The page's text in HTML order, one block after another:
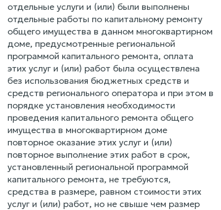
отдельные услуги и (или) были выполнены
отдельные работы по капитальному ремонту
общего имущества в данном многоквартирном
доме, предусмотренные региональной
программой капитального ремонта, оплата
этих услуг и (или) работ была осуществлена
без использования бюджетных средств и
средств регионального оператора и при этом в
порядке установления необходимости
проведения капитального ремонта общего
имущества в многоквартирном доме
повторное оказание этих услуг и (или)
повторное выполнение этих работ в срок,
установленный региональной программой
капитального ремонта, не требуются,
средства в размере, равном стоимости этих
услуг и (или) работ, но не свыше чем размер